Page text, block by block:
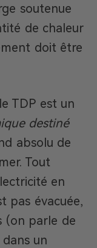
soutenue
de chaleur
doit être
TDP est un
destiné
absolu de
Tout
en
pas évacuée,
(on parle de
un